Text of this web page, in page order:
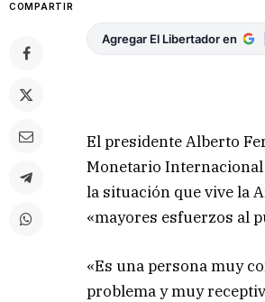
COMPARTIR
Agregar El Libertador en
El presidente Alberto
Monetario Internacional
la situación que vive la
«mayores esfuerzos al
«Es una persona muy
problema y muy